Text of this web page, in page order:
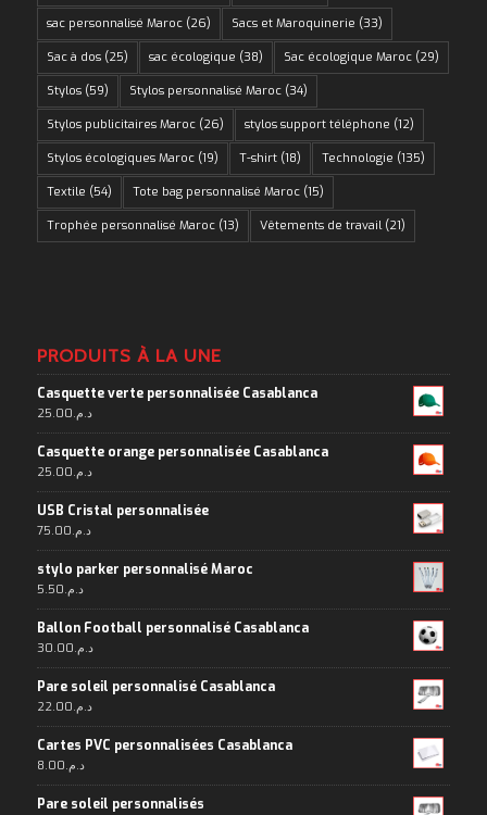
sac personnalisé Maroc(26) Sacs et Maroquinerie (33)
Sac à dos(25) sac écologique (38) Sac écologique Maroc(29)
Stylos(59) Stylos personnalisé Maroc(34)
Stylos publicitaires Maroc(26) stylos support téléphone (12)
Stylos écologiques Maroc(19) T-shirt(18) Technologie (135)
Textile (54) Tote bag personnalisé Maroc(15)
Trophée personnalisé Maroc(13) Vêtements de travail(21)
PRODUITS À LA UNE
Casquette verte personnalisée Casablanca
د.م.25.00
Casquette orange personnalisée Casablanca
د.م.25.00
USB Cristal personnalisée
د.م.75.00
stylo parker personnalisé Maroc
د.م.5.50
Ballon Football personnalisé Casablanca
د.م.30.00
Pare soleil personnalisé Casablanca
د.م.22.00
Cartes PVC personnalisées Casablanca
د.م.8.00
Pare soleil personnalisés